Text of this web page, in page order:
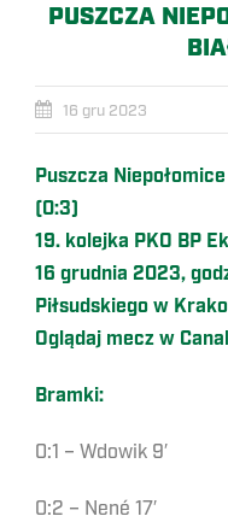
PUSZCZA
16 gru 2023
Puszcza
(0:3)
19. kolejka PKO BP
16 grudnia 2023,
Piłsudskiego w
Oglądaj mecz w
Bramki:
0:1 – Wdowik 9′
0:2 – Nené 17′